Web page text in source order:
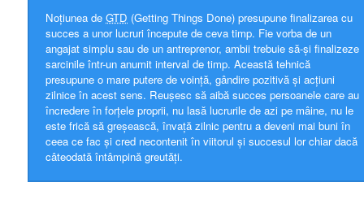
Noțiunea de GTD (Getting Things Done) presupune finalizarea cu
succes a unor lucruri începute de ceva timp. Fie vorba de un
angajat simplu sau de un antreprenor, ambii trebuie să-și finalizeze
sarcinile într-un anumit interval de timp. Această tehnică
presupune o mare putere de voință, gândire pozitivă și acțiuni
zilnice în acest sens. Reușesc să aibă succes persoanele care au
încredere în forțele proprii, nu lasă lucrurile de azi pe mâine, nu le
este frică să greșească, învață zilnic pentru a deveni mai buni în
ceea ce fac și cred necontenit în viitorul și succesul lor chiar dacă
câteodată întâmpină greutăți.